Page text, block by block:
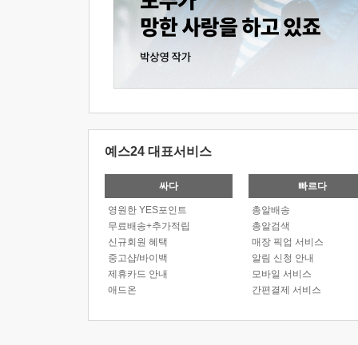
예스24 대표서비스
싸다
영원한 YES포인트
무료배송+추가적립
신규회원 혜택
중고샵/바이백
제휴카드 안내
애드온
빠르다
총알배송
총알검색
매장 픽업 서비스
알림 신청 안내
모바일 서비스
간편결제 서비스